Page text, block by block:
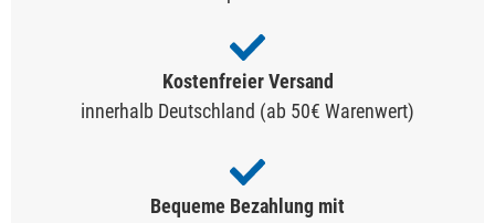
Kostenfreier Versand
innerhalb Deutschland (ab 50€ Warenwert)
Bequeme Bezahlung mit